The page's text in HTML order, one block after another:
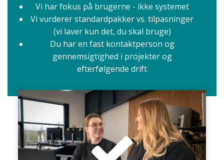
Vi har fokus på brugerne - ikke systemet
Vi vurderer standardpakker vs. tilpasninger
(vi laver kun det, du skal bruge)
Du har en fast kontaktperson og
gennemsigtighed i projekter og
efterfølgende drift